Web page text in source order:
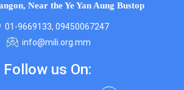
Near the Ye Yan Aung Bustop
01-9669133, 09450067247
info@mili.org.mm
Follow us On: